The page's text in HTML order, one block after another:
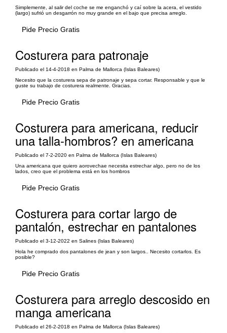
Simplemente, al salir del coche se me enganchó y caí sobre la acera, el vestido
(largo) sufrió un desgarrón no muy grande en el bajo que precisa arreglo.
Pide Precio Gratis
Costurera para patronaje
Publicado el 14-4-2018 en Palma de Mallorca (Islas Baleares)
Necesito que la costurera sepa de patronaje y sepa cortar. Responsable y que le
guste su trabajo de costurera realmente. Gracias.
Pide Precio Gratis
Costurera para americana, reducir
una talla-hombros? en americana
Publicado el 7-2-2020 en Palma de Mallorca (Islas Baleares)
Una americana que quiero aorovechae necesita estrechar algo, pero no de los
lados, creo que el problema está en los hombros
Pide Precio Gratis
Costurera para cortar largo de
pantalón, estrechar en pantalones
Publicado el 3-12-2022 en Salines (Islas Baleares)
Hola he comprado dos pantalones de jean y son largos.. Necesito cortarlos. Es
posible?
Pide Precio Gratis
Costurera para arreglo descosido en
manga americana
Publicado el 26-2-2018 en Palma de Mallorca (Islas Baleares)